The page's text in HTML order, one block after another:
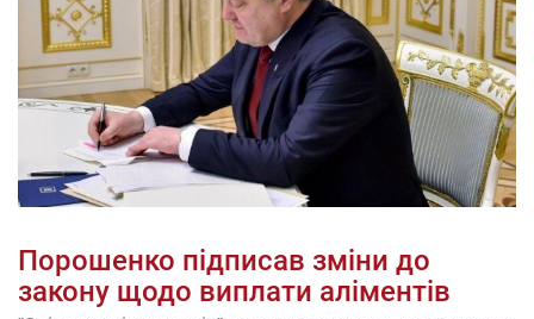
Порошенко підписав зміни до
закону щодо виплати аліментів